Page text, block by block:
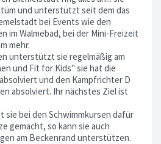
und unterstützt seit dem das
bei Events wie den
im Walmebad, bei der Mini-Freizeit
mehr.
unterstützt sie regelmäßig am
und Fit for Kids" sie hat die
und den Kampfrichter D
absolviert. Ihr nächstes Ziel ist
sie bei den Schwimmkursen dafür
gemacht, so kann sie auch
am Beckenrand unterstützen.